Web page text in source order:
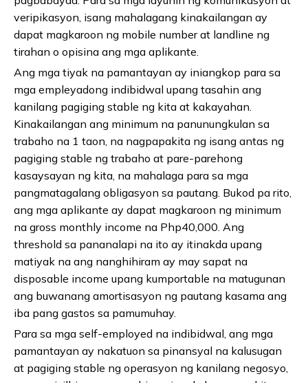
veripikasyon, isang mahalagang kinakailangan ay
dapat magkaroon ng mobile number at landline ng
tirahan o opisina ang mga aplikante.
Ang mga tiyak na pamantayan ay iniangkop para sa
mga empleyadong indibidwal upang tasahin ang
kanilang pagiging stable ng kita at kakayahan.
Kinakailangan ang minimum na panunungkulan sa
trabaho na 1 taon, na nagpapakita ng isang antas ng
pagiging stable ng trabaho at pare-parehong
kasaysayan ng kita, na mahalaga para sa mga
pangmatagalang obligasyon sa pautang. Bukod pa rito,
ang mga aplikante ay dapat magkaroon ng minimum
na gross monthly income na Php40,000. Ang
threshold sa pananalapi na ito ay itinakda upang
matiyak na ang nanghihiram ay may sapat na
disposable income upang kumportable na matugunan
ang buwanang amortisasyon ng pautang kasama ang
iba pang gastos sa pamumuhay.
Para sa mga self-employed na indibidwal, ang mga
pamantayan ay nakatuon sa pinansyal na kalusugan
at pagiging stable ng operasyon ng kanilang negosyo,